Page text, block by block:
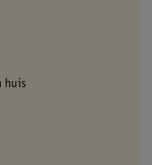
huis